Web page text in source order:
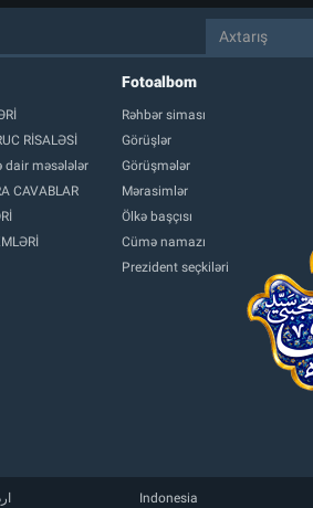
RİSALƏSİ
dair məsələlər
CAVABLAR
Fotoalbom
Rəhbər siması
Görüşlər
Görüşmələr
Mərasimlər
Ölkə başçısı
Cümə namazı
Prezident seçkiləri
Indonesia